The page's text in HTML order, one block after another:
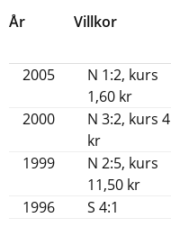
År Villkor
2005
N 1:2, kurs
1,60 kr
2000
N 3:2, kurs 4
kr
1999
N 2:5, kurs
11,50 kr
1996 S 4:1